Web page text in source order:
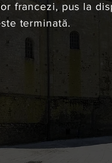
francezi, pus la
terminată.